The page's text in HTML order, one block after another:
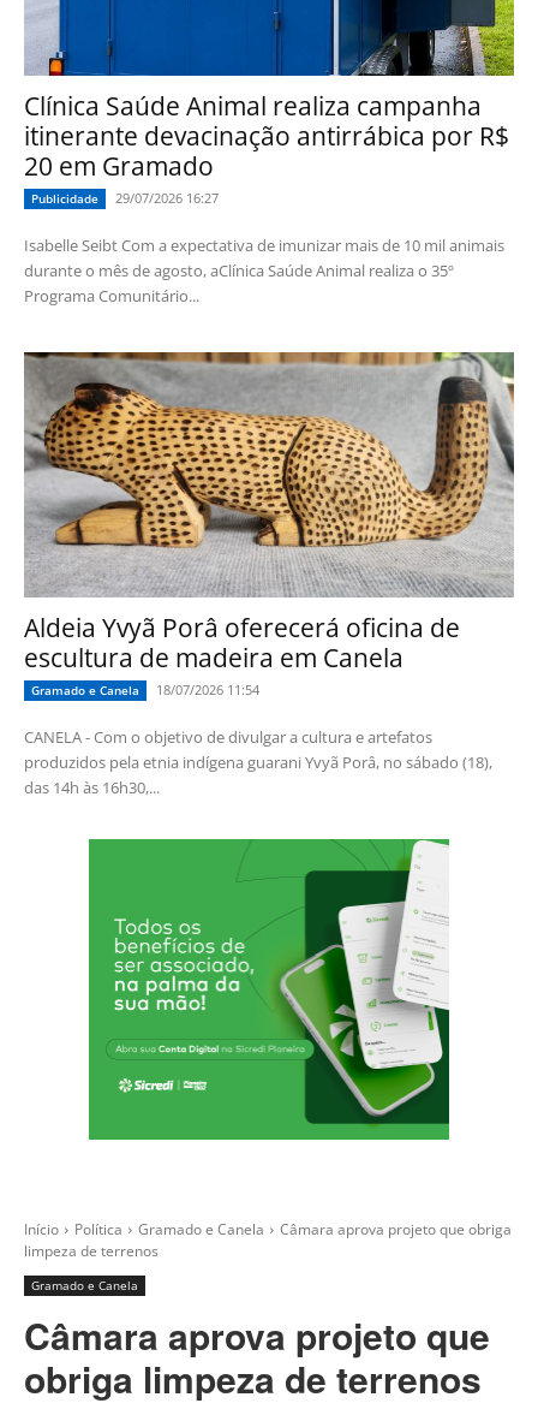
Clínica Saúde Animal realiza campanha
itinerante devacinação antirrábica por R$
20 em Gramado
Publicidade 29/07/2026 16:27
Isabelle Seibt Com a expectativa de imunizar mais de 10 mil animais
durante o mês de agosto, aClínica Saúde Animal realiza o 35º
Programa Comunitário...
Aldeia Yvyã Porâ oferecerá oficina de
escultura de madeira em Canela
Gramado e Canela 18/07/2026 11:54
CANELA - Com o objetivo de divulgar a cultura e artefatos
produzidos pela etnia indígena guarani Yvyã Porâ, no sábado (18),
das 14h às 16h30,...